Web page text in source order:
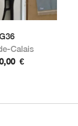
Calais
€